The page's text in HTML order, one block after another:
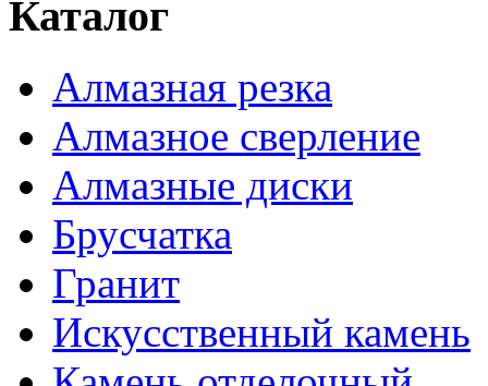
Каталог
Алмазная резка
Алмазное сверление
Алмазные диски
Брусчатка
Гранит
Искусственный камень